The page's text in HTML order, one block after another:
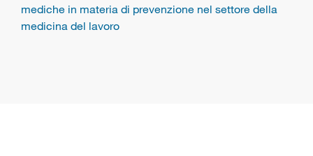
mediche in materia di prevenzione nel settore della
medicina del lavoro